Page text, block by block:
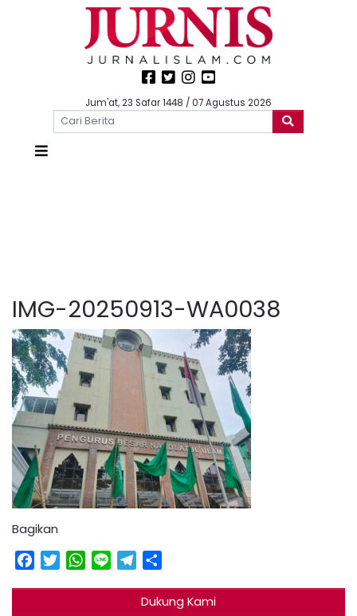
Jum'at, 23 Safar 1448 / 07 Agustus 2026
IMG-20250913-WA0038
Bagikan
Facebook
TwitterWhatsApp
Line Telegram
Dukung Kami